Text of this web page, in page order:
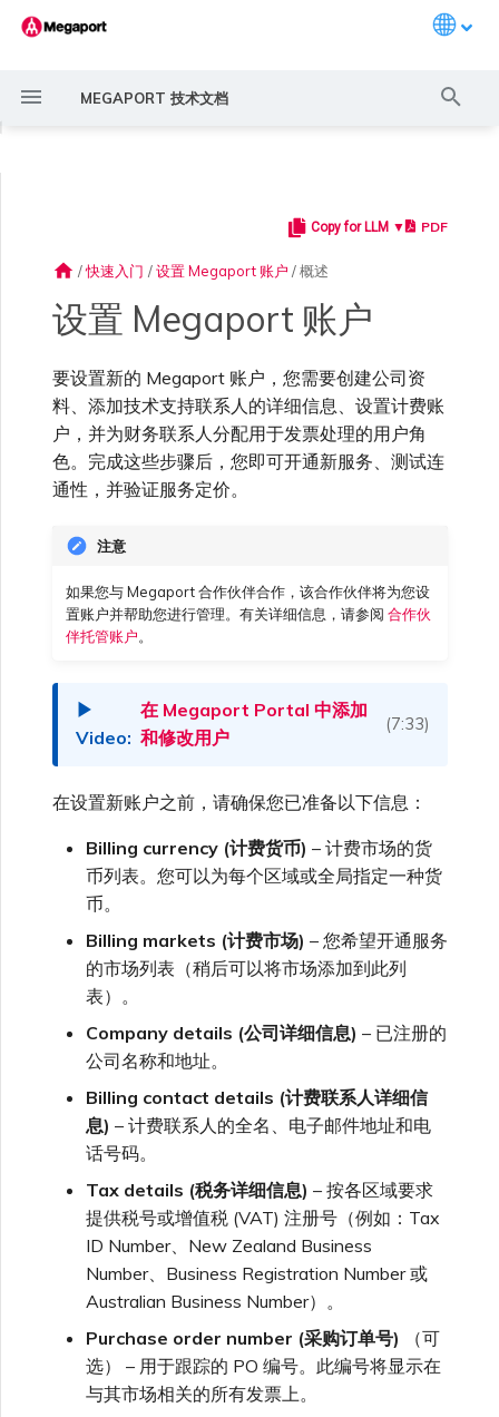
MEGAPORT 技术文档
常见多云连接场景
使用 Megaport 解决方案现
代化 MPLS 网络
作为服务提供商使用
Megaport API 管理连接
Megaport 全球网状 WAN
Megaport 上云即服务
MACsec
IPsec
云原生 VPN 加密
订购交叉连接
订购本地环路
Port 冗余
创建 LAG
将 Port 添加到 LAG
停用 Port
创建私有 VXC
迁移 VXC
设置服务密钥
配置 Q-in-Q
关闭 VXC 以进行故障转移测
路由指南
Port
MCR
终止 Megaport Internet 连
11:11 Systems
3DS Outscale
阿里云专线接入
AWS Direct Connect
Cisco Webex
Google Cloud
IBM Cloud Direct Link
Latitude.sh
Oracle Cloud Infrastructure
OVHcloud
Salesforce Express
Connect
SAP
VMware Cloud
Wasabi
MCR
概述
3DS Outscale MCR 连接
阿里云 MCR 连接
AWS Direct Connect
DigitalOcean MCR 连接
IBM Cloud Direct Link MCR
Salesforce MCR 连接
SAP HANA Enterprise
概述
Aruba SD-WAN
Aviatrix
Cisco SD-WAN
Palo Alto Networks
MCR 高级 VLAN 与路由功能
MCR 冗余
创建 MCR
配置 MCR
在 MCR 中使用 IPsec
MCR 路由管理
路由过滤
路由通告
路由汇总
配置 BGP 高级设置
MCR Looking Glass (路由诊
MCR 的 NAT 工作原理
MCR 私有云间互联
终止 MCR
MVE 部署场景
MVE 位置
MVE 冗余
Megaport 网络中的 SSE 与
6WIND
6WIND 概述
6WIND 授权网络功能
规划部署
创建 MVE
连接 MVE
Anapaya 概述
规划部署
创建 MVE
创建 VXC
终止 MVE
Aruba SD-WAN 概述
规划部署
创建 MVE
创建 VXC
终止 MVE
Aviatrix Secure Edge 概述
规划部署
创建 MVE
创建 VXC
终止 MVE
Check Point CloudGuard
Check Point CloudGuard 概
规划部署
创建 MVE
创建 VXC
终止 MVE
Cisco MVE 概述
规划部署
创建 MVE
创建 VXC
将 MPLS 与 SDCI 集成
Fortinet FortiGate
Fortinet FortiGate 概述
规划部署
创建 MVE
创建 VXC
终止 MVE
Juniper MVE 概述
规划部署
创建 MVE
创建 VXC
终止 MVE
Palo Alto Networks
VM-Series Firewall
Prisma SD-WAN
Peplink FusionHub
Peplink FusionHub 概述
规划部署
创建 MVE
创建 VXC
终止 MVE
Versa SD-WAN 概述
规划部署
创建 MVE
创建 VXC
终止 MVE
VMware SD-WAN 概述
规划部署
创建 MVE
创建 VXC
终止 MVE
设置 IX
IX 要求
加入 IX
AMS-IX 连接
France-IX 连接
管理 IX
编辑 IX
更改合约 IX 的速率
迁移 IX
关闭 IX
MegaIX 功能概述
MegaIX Looking Glass (路由
诊断)
IX 遥测
BGP 社区
创建个人资料
申请连接
Marketplace 通知
Marketplace 常见问题
监控 MCR
监控 MVE
监控服务状态
查看会话事件日志
管理个人资料
配置电子邮件通知
更新公司信息
管理最短合约期续订
管理 Megaport
Marketplace 个人资料
添加和修改用户
管理安全设置
查看操作日志
监控维护和中断事件
锁定 Megaport 服务
Megaport 授权书
Port 定价与合约条款
VXC 定价与合约条款
Megaport Internet 定价与合
约条款
IX 定价与合约条款
MCR 定价与合约条款
MVE 定价与合约条款
开通计费市场
分配财务角色
更新账单信息
了解 Megaport 账单
下载账单
Port 计费
MCR 计费
MVE 计费
IX 计费
客户注册与入驻
创建 API 密钥
管理用户
创建 Port
创建 VXC
创建到 AWS 的 VXC
创建到 Azure 的 VXC
创建到 Google Cloud 的
创建 Megaport Internet 连
创建 MCR
使用 API 创建 MCR VXC
从 MCR 创建到 Azure 的
从 MVE 创建到 AWS 的 VXC
从 MVE 创建到 Azure 的
快速开始
创建 Megaport Terraform
Provider 配置文件
使用 Megaport Terraform
Provider 创建和管理服务
使用 Megaport 资源进行
Terraform 状态管理
使用 Terraform MCP
Server（公开测试版）
Provider 常见问题
Megaport Terraform
Provider 学习资料与资源
激活 Port
订购时的错误
容量错误
Port 与 VXC
Port 或 VXC 中断或抖动
Port 延迟
Port 或 VXC 丢包
吞吐量与性能
MCR 中断或不可用
MCR 路由
MCR BGP 会话中断
其他 MCR 问题
MVE 中断或不可用
MVE 互联网连接
SD-WAN 管理连接
IX 连接性
IX BGP 路由
IX BGP 会话中断
云服务提供商互联地址空间
ExpressRoute 线路容量不足
Megaport Internet
Megaport Terraform
在演示环境中测试
客户安全责任
Megaport Portal 认证常见
X-Auth Token 弃用常见问题
API 弃用常见问题
联系支持
支持请求门户
了解支持请求
发送反馈
欧盟数字服务法
Copy for LLM ▼ PDF
home / 快速入门 / 设置 Megaport 账户 /概述
设置 Megaport 账户
要设置新的 Megaport 账户，您需要创建公司资
料、添加技术支持联系人的详细信息、设置计费账
户，并为财务联系人分配用于发票处理的用户角
色。完成这些步骤后，您即可开通新服务、测试连
通性，并验证服务定价。
注意
如果您与 Megaport 合作伙伴合作，该合作伙伴将为您设
置账户并帮助您进行管理。有关详细信息，请参阅 合作伙
伴托管账户。
在 Megaport Portal 中添加
和修改用户
(7:33)
在设置新账户之前，请确保您已准备以下信息：
Billing currency (计费货币) – 计费市场的货
币列表。您可以为每个区域或全局指定一种货
币。
Billing markets (计费市场) – 您希望开通服务
的市场列表（稍后可以将市场添加到此列
表）。
Company details (公司详细信息) – 已注册的
公司名称和地址。
Billing contact details (计费联系人详细信
息) – 计费联系人的全名、电子邮件地址和电
话号码。
Tax details (税务详细信息) – 按各区域要求
提供税号或增值税 (VAT) 注册号（例如：Tax
ID Number、New Zealand Business
Number、Business Registration Number 或
Australian Business Number）。
Purchase order number (采购订单号) （可
选） – 用于跟踪的 PO 编号。此编号将显示在
与其市场相关的所有发票上。